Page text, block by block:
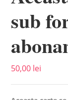
sub
50,00 lei